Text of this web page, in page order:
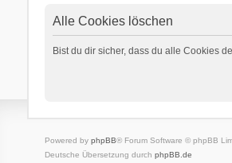
Alle Cookies löschen
Bist du dir sicher, dass du alle Cookies
Powered by phpBB® Forum Software © phpBB
Deutsche Übersetzung durch phpBB.de